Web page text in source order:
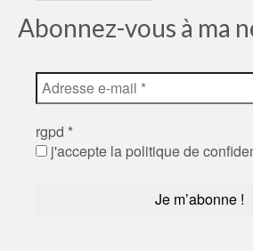
Abonnez-vous à ma
rgpd *
j'accepte la politique de